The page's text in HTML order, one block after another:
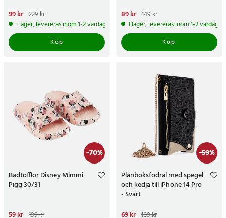
Nuvarande pris
pris:229 kr
99 kr 229 kr
I lager, levereras inom 1-2 vardagar
Köp
Nuvarande pris
pris:149 kr
89 kr 149 kr
I lager, levereras inom 1-2 vardagar
Köp
-70%
Badtofflor Disney Mimmi
Pigg 30/31
Nuvarande pris
59 kr 199 kr
-59%
Plånboksfodral med spegel
och kedja till iPhone 14 Pro
- Svart
Nuvarande pris
69 kr 169 kr